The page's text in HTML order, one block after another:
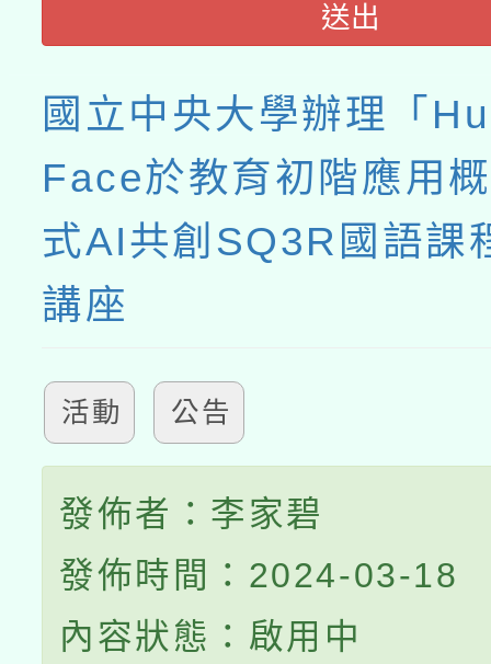
送出
國立中央大學辦理「
Face於教育初階應用
式AI共創SQ3R國語課
講座
活動 公告
發佈者：李家碧
發佈時間：2024-03-18
內容狀態：啟用中